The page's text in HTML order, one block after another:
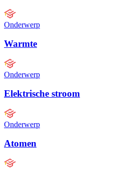
Onderwerp
Warmte
Onderwerp
Elektrische stroom
Onderwerp
Atomen